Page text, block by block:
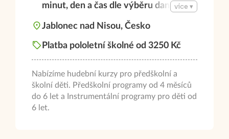
minut, den a čas dle výběru daného
kurzu. Výuka je pondělí - pátek. V
dopoledních i odpoledních časech.
více ▾
Jablonec nad Nisou, Česko
Platba pololetní školné od 3250 Kč
Nabízíme hudební kurzy pro předškolní a
školní děti. Předškolní programy od 4 měsíců
do 6 let a Instrumentální programy pro děti od
6 let.